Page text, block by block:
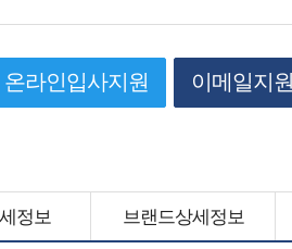
온라인입사지원 이메일지원
정보 브랜드상세정보